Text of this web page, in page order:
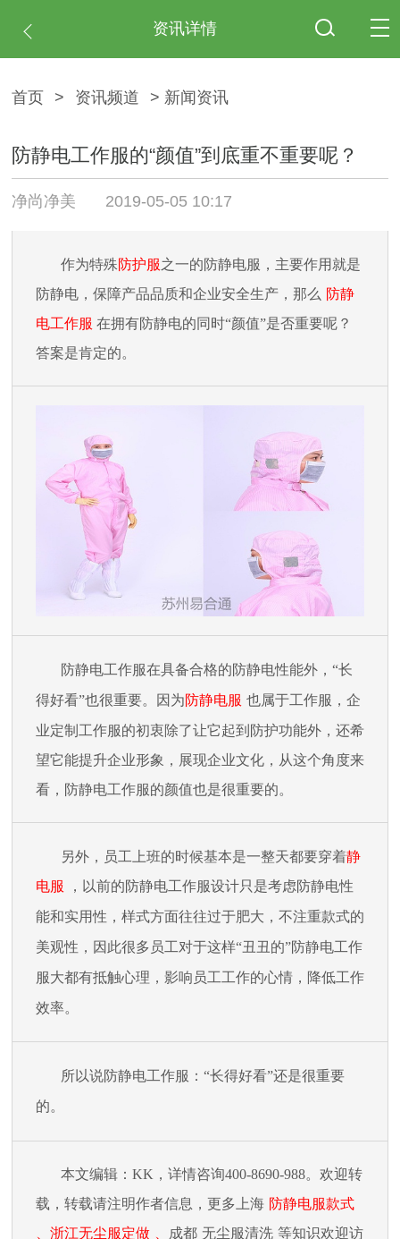
资讯详情
首页 > 资讯频道 > 新闻资讯
防静电工作服的“颜值”到底重不重要呢？
净尚净美 2019-05-05 10:17
作为特殊防护服之一的防静电服，主要作用就是
防静电，保障产品品质和企业安全生产，那么 防静
电工作服 在拥有防静电的同时“颜值”是否重要呢？
答案是肯定的。
防静电工作服在具备合格的防静电性能外， “长
得好看”也很重要。因为防静电服 也属于工作服，企
业定制工作服的初衷除了让它起到防护功能外，还希
望它能提升企业形象，展现企业文化，从这个角度来
看，防静电工作服的颜值也是很重要的。
另外，员工上班的时候基本是一整天都要穿着静
电服
，以前的防静电工作服设计只是考虑防静电性
能和实用性，样式方面往往过于肥大，不注重款式的
美观性，因此很多员工对于这样“丑丑的”防静电工作
服大都有抵触心理，影响员工工作的心情，降低工作
效率。
所以说防静电工作服： “长得好看”还是很重要
的。
本文编辑： KK，详情咨询400-8690-988。欢迎转
载，转载请注明作者信息，更多上海 防静电服款式
、浙江无尘服定做 成都 无尘服清洗 等知识欢迎访